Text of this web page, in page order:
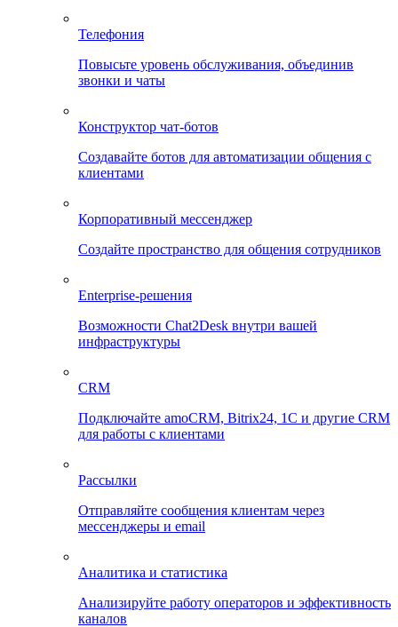
Телефония
Повысьте уровень обслуживания, объединив
звонки и чаты
Конструктор чат-ботов
Создавайте ботов для автоматизации общения с
клиентами
Корпоративный мессенджер
Создайте пространство для общения сотрудников
Enterprise-решения
Возможности Chat2Desk внутри вашей
инфраструктуры
CRM
Подключайте amoCRM, Bitrix24, 1C и другие CRM
для работы с клиентами
Рассылки
Отправляйте сообщения клиентам через
мессенджеры и email
Аналитика и статистика
Анализируйте работу операторов и эффективность
каналов